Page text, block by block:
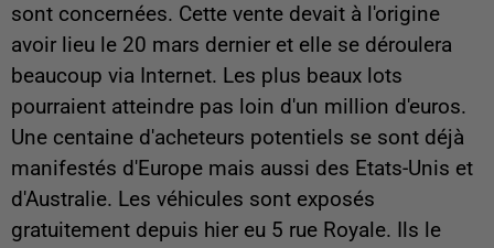
sont concernées. Cette vente devait à l'origine
avoir lieu le 20 mars dernier et elle se déroulera
beaucoup via Internet. Les plus beaux lots
pourraient atteindre pas loin d'un million d'euros.
Une centaine d'acheteurs potentiels se sont déjà
manifestés d'Europe mais aussi des Etats-Unis et
d'Australie. Les véhicules sont exposés
gratuitement depuis hier eu 5 rue Royale. Ils le